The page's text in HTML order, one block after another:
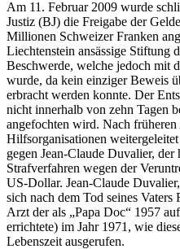
Am 11. Februar 2009 wurde
Justiz (BJ) die Freigabe der
Millionen Schweizer Franken
Liechtenstein ansässige Stiftung
Beschwerde, welche jedoch mit
wurde, da kein einziger Beweis
erbracht werden konnte. Der
nicht innerhalb von zehn Tagen
angefochten wird. Nach
Hilfsorganisationen
gegen Jean-Claude Duvalier,
Strafverfahren wegen der
US-Dollar. Jean-Claude
sich nach dem Tod seines
Arzt der als „Papa Doc“ 1957
errichtete) im Jahr 1971, wie
Lebenszeit ausgerufen.